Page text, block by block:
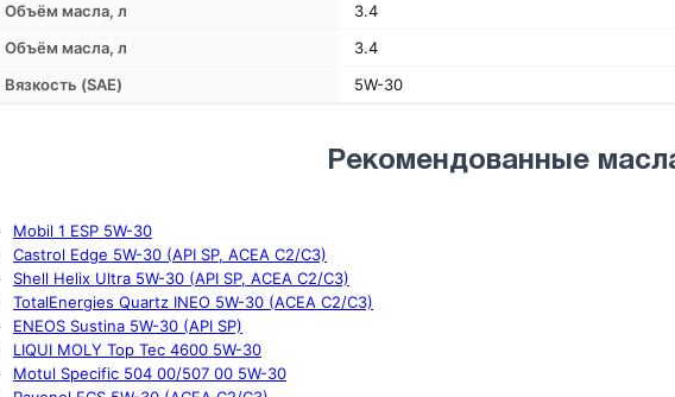
Объём масла, л
3.4
Объём масла, л
3.4
Вязкость (SAE)
5W-30
Рекомендованные
Mobil 1 ESP 5W-30
Castrol Edge 5W-30 (API SP, ACEA C2/C3)
Shell Helix Ultra 5W-30 (API SP, ACEA C2/C3)
TotalEnergies Quartz INEO 5W-30 (ACEA C2/C3)
ENEOS Sustina 5W-30 (API SP)
LIQUI MOLY Top Tec 4600 5W-30
Motul Specific 504 00/507 00 5W-30